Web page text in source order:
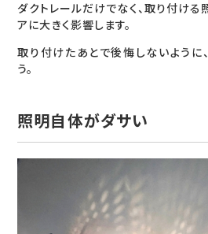
ダクトレールだけでなく、取り付ける
アに大きく影響します。
取り付けたあとで後悔しないように
う。
照明自体がダサい